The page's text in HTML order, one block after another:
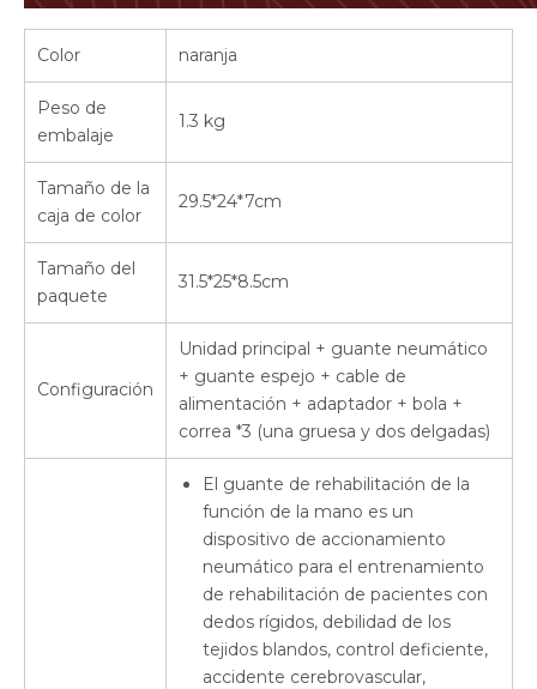
Color naranja
Peso de
embalaje
1.3 kg
Tamaño de la
caja de color
29.5*24*7cm
Tamaño del
paquete
31.5*25*8.5cm
Configuración
Unidad principal + guante neumático
+ guante espejo + cable de
alimentación + adaptador + bola +
correa *3 (una gruesa y dos delgadas)
El guante de rehabilitación de la
función de la mano es un
dispositivo de accionamiento
neumático para el entrenamiento
de rehabilitación de pacientes con
dedos rígidos, debilidad de los
tejidos blandos, control deficiente,
accidente cerebrovascular,